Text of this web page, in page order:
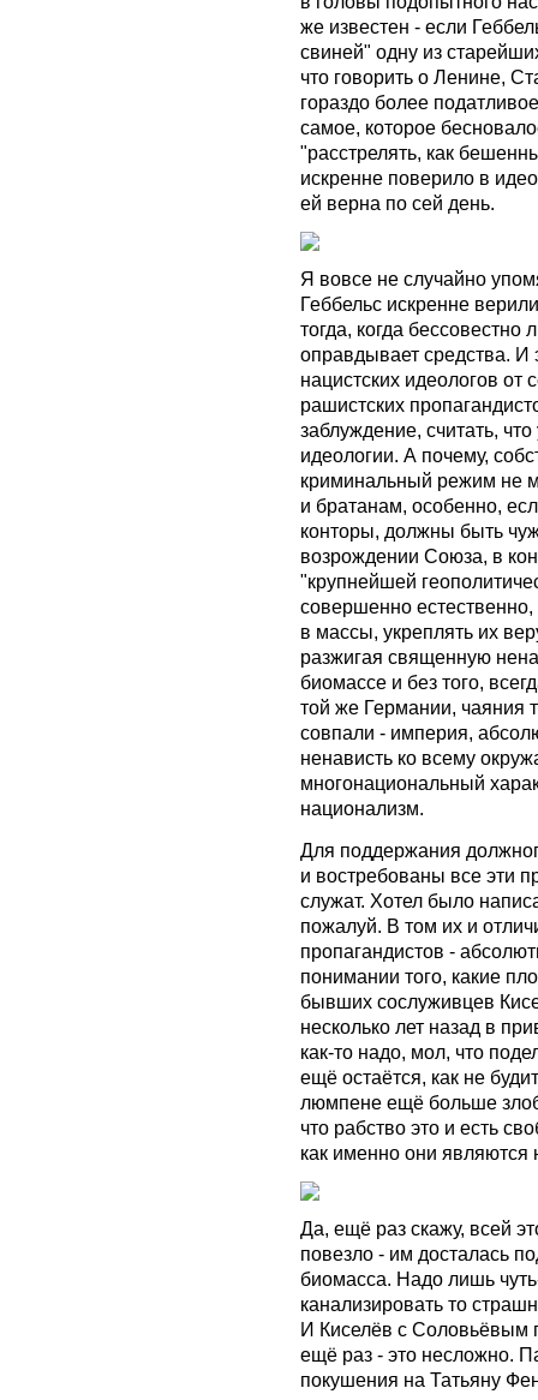
же известен - если
свиней" одну из
что говорить о Ленине,
гораздо более
самое, которое
"расстрелять, как
искренне поверило в
ей верна по сей день.
Я вовсе не случайно
Геббельс искренне
тогда, когда бессовестно
оправдывает средства. И
нацистских идеологов от
рашистских
заблуждение, считать,
идеологии. А почему,
криминальный режим не
и братанам, особенно,
конторы, должны быть
возрождении Союза, в
"крупнейшей
совершенно естественно,
в массы, укреплять их
разжигая священную
биомассе и без того,
той же Германии, чаяния
совпали - империя,
ненависть ко всему
многонациональный
национализм.
Для поддержания
и востребованы все эти
служат. Хотел было
пожалуй. В том их и
пропагандистов -
понимании того, какие
бывших сослуживцев
несколько лет назад в
как-то надо, мол, что
ещё остаётся, как не
люмпене ещё больше
что рабство это и есть
как именно они
Да, ещё раз скажу, всей
повезло - им досталась
биомасса. Надо лишь
канализировать то
И Киселёв с Соловьёвым
ещё раз - это несложно.
покушения на Татьяну